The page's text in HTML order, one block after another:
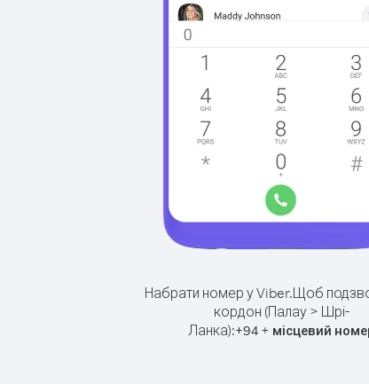
Набрати номер у Viber.Щоб
кордон (Палау > Шрі-
Ланка):+94+ місцевий